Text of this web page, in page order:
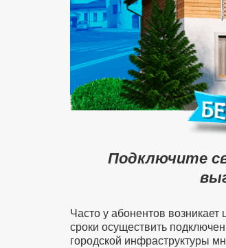
Подключите
Часто у абонентов
сроки осуществить
городской инфраструктуры